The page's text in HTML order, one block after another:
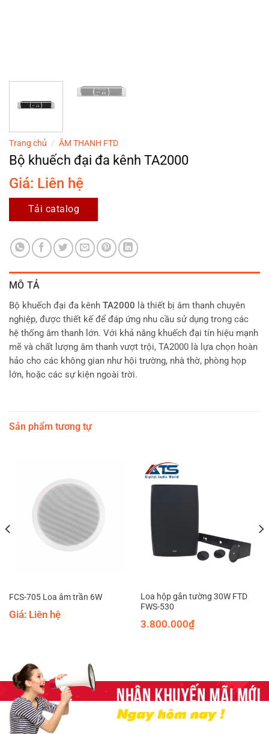
Trang chủ / ÂM THANH FTD
Bộ khuếch đại đa kênh TA2000
Giá: Liên hệ
Tải catalog
MÔ TẢ
Bộ khuếch đại đa kênh TA2000 là thiết bị âm thanh chuyên
nghiệp, được thiết kế để đáp ứng nhu cầu sử dụng trong các
hệ thống âm thanh lớn. Với khả năng khuếch đại tín hiệu mạnh
mẽ và chất lượng âm thanh vượt trội, TA2000 là lựa chọn hoàn
hảo cho các không gian như hội trường, nhà thờ, phòng họp
lớn, hoặc các sự kiện ngoài trời.
Sản phẩm tương tự
FCS-705 Loa âm trần 6W
Giá: Liên hệ
Loa hộp gắn tường 30W FTD
FWS-530
3.800.000₫